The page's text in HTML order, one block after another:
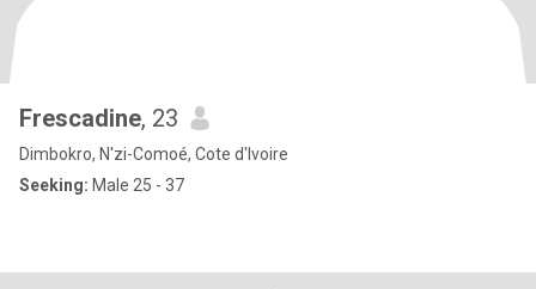
Frescadine, 23
Dimbokro, N'zi-Comoé, Cote d'Ivoire
Seeking: Male 25 - 37